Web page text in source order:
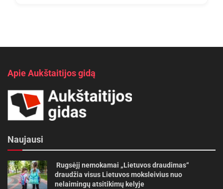
Apie Aukštaitijos gidą
Naujausi
Rugsėjį nemokamai „Lietuvos draudimas“
draudžia visus Lietuvos moksleivius nuo
nelaimingų atsitikimų kelyje